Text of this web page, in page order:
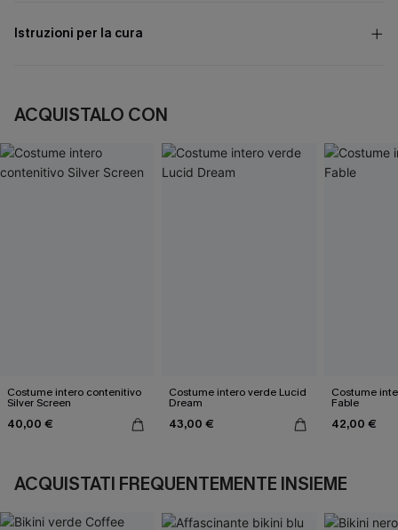
Istruzioni per la cura
ACQUISTALO CON
Costume intero contenitivo
Silver Screen
40,00 €
Costume intero verde Lucid
Dream
43,00 €
Costume
Fable
42,00 €
ACQUISTATI FREQUENTEMENTE INSIEME